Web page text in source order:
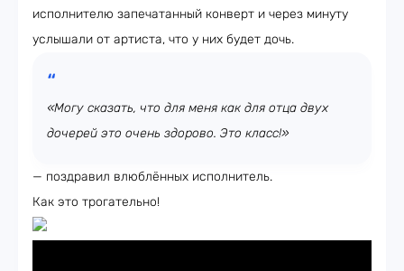
исполнителю запечатанный конверт и через минуту
услышали от артиста, что у них будет дочь.
«Могу сказать, что для меня как для отца двух
дочерей это очень здорово. Это класс!»
— поздравил влюблённых исполнитель.
Как это трогательно!